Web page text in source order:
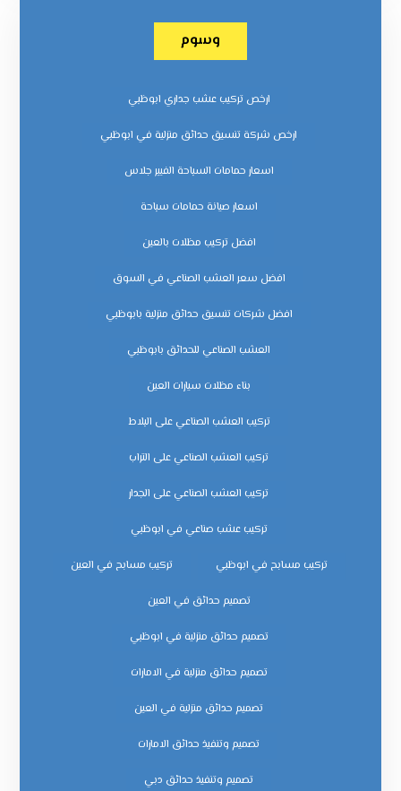
وسوم
ارخص تركيب عشب جداري ابوظبي
ارخص شركة تنسيق حدائق منزلية في ابوظبي
اسعار حمامات السباحة الفيبر جلاس
اسعار صيانة حمامات سباحة
افضل تركيب مظلات بالعين
افضل سعر العشب الصناعي في السوق
افضل شركات تنسيق حدائق منزلية بابوظبي
العشب الصناعي للحدائق بابوظبي
بناء مظلات سيارات العين
تركيب العشب الصناعي على البلاط
تركيب العشب الصناعي على التراب
تركيب العشب الصناعي على الجدار
تركيب عشب صناعي في ابوظبي
تركيب مسابح في ابوظبي تركيب مسابح في العين
تصميم حدائق في العين
تصميم حدائق منزلية في ابوظبي
تصميم حدائق منزلية في الامارات
تصميم حدائق منزلية في العين
تصميم وتنفيذ حدائق الامارات
تصميم وتنفيذ حدائق دبي